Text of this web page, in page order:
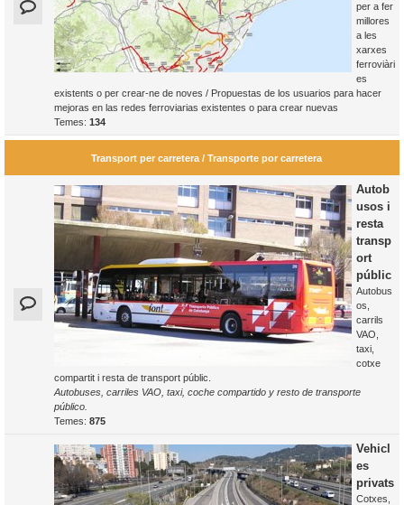
per a fer
millores
a les
xarxes
ferroviàri
es
existents o per crear-ne de noves / Propuestas de los usuarios para hacer
mejoras en las redes ferroviarias existentes o para crear nuevas
Temes: 134
Transport per carretera / Transporte por carretera
Autob
usos i
resta
transp
ort
públic
Autobus
os,
carrils
VAO,
taxi,
cotxe
compartit i resta de transport públic.
Autobuses, carriles VAO, taxi, coche compartido y resto de transporte
público.
Temes: 875
Vehicl
es
privats
Cotxes,